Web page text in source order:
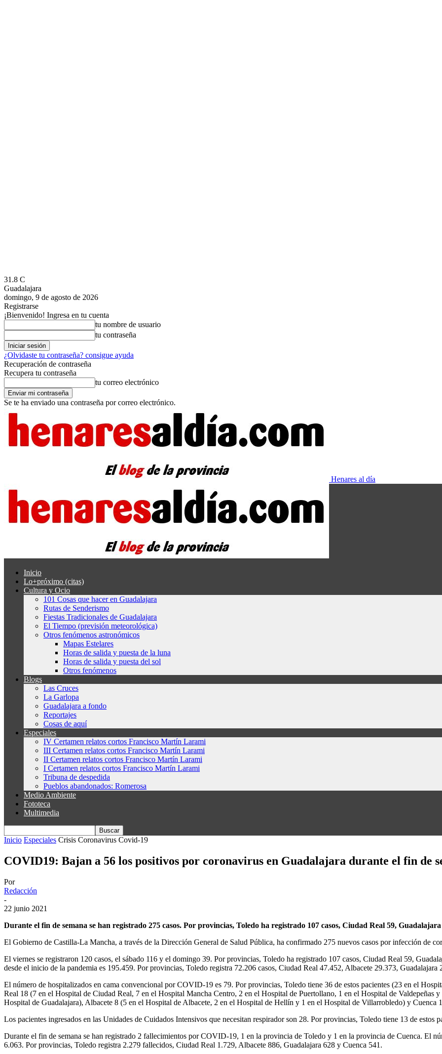
31.8 C
Guadalajara
domingo, 9 de agosto de 2026
Registrarse
¡Bienvenido! Ingresa en tu cuenta
tu nombre de usuario
tu contraseña
¿Olvidaste tu contraseña? consigue ayuda
Recuperación de contraseña
Recupera tu contraseña
tu correo electrónico
Se te ha enviado una contraseña por correo electrónico.
Henares al día
Inicio
Lo+próximo (citas)
Cultura y Ocio
101 Cosas que hacer en Guadalajara
Rutas de Senderismo
Fiestas Tradicionales de Guadalajara
El Tiempo (previsión meteorológica)
Otros fenómenos astronómicos
Mapas Estelares
Horas de salida y puesta de la luna
Horas de salida y puesta del sol
Otros fenómenos
Blogs
Las Cruces
La Garlopa
Guadalajara a fondo
Reportajes
Cosas de aquí
Especiales
IV Certamen relatos cortos Francisco Martín Larami
III Certamen relatos cortos Francisco Martín Larami
II Certamen relatos cortos Francisco Martín Larami
I Certamen relatos cortos Francisco Martín Larami
Tribuna de despedida
Pueblos abandonados: Romerosa
Medio Ambiente
Fototeca
Multimedia
Inicio Especiales Crisis Coronavirus Covid-19
COVID19: Bajan a 56 los positivos por coronavirus en Guadalajara durante el fin de
Por
Redacción
-
22 junio 2021
Durante el fin de semana se han registrado 275 casos. Por provincias, Toledo ha registrado 107 casos, Ciudad Real 59,
El Gobierno de Castilla-La Mancha, a través de la Dirección General de Salud Pública, ha confirmado 275 nuevos casos por infección de
El viernes se registraron 120 casos, el sábado 116 y el domingo 39. Por provincias, Toledo ha registrado 107 casos, Ciudad Real 59,
desde el inicio de la pandemia es 195.459. Por provincias, Toledo registra 72.206 casos, Ciudad Real 47.452, Albacete 29.373, Guadalajara
El número de hospitalizados en cama convencional por COVID-19 es 79. Por provincias, Toledo tiene 36 de estos pacientes (23 en el
Real 18 (7 en el Hospital de Ciudad Real, 7 en el Hospital Mancha Centro, 2 en el Hospital de Puertollano, 1 en el Hospital de Valdepeñas
Hospital de Guadalajara), Albacete 8 (5 en el Hospital de Albacete, 2 en el Hospital de Hellín y 1 en el Hospital de Villarrobledo) y Cuenca
Los pacientes ingresados en las Unidades de Cuidados Intensivos que necesitan respirador son 28. Por provincias, Toledo tiene 13 de estos
Durante el fin de semana se han registrado 2 fallecimientos por COVID-19, 1 en la provincia de Toledo y 1 en la provincia de Cuenca. El
6.063. Por provincias, Toledo registra 2.279 fallecidos, Ciudad Real 1.729, Albacete 886, Guadalajara 628 y Cuenca 541.